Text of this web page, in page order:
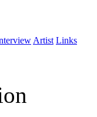
Artist Links